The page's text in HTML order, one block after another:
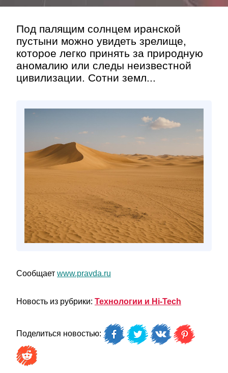
Под палящим солнцем иранской
пустыни можно увидеть зрелище,
которое легко принять за природную
аномалию или следы неизвестной
цивилизации. Сотни земл...
Сообщает www.pravda.ru
Новость из рубрики: Технологии и Hi-Tech
Поделиться новостью: